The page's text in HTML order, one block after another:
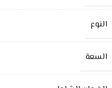
النوع
السعة